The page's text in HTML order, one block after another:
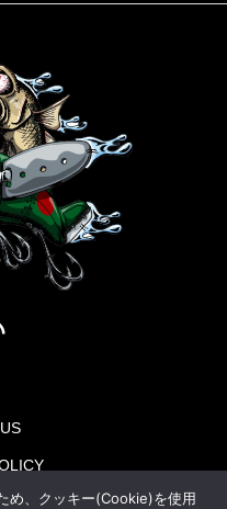
US
め、クッキー(Cookie)を使用